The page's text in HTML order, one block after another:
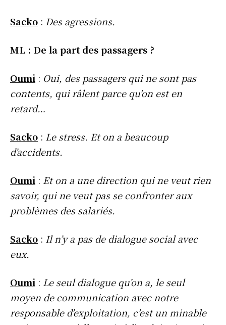
Sacko : Des agressions.
ML : De la part des passagers ?
Oumi : Oui, des passagers qui ne sont pas
contents, qui râlent parce qu’on est en
retard…
Sacko : Le stress. Et on a beaucoup
d’accidents.
Oumi : Et on a une direction qui ne veut rien
savoir, qui ne veut pas se confronter aux
problèmes des salariés.
Sacko : Il n’y a pas de dialogue social avec
eux.
Oumi : Le seul dialogue qu’on a, le seul
moyen de communication avec notre
responsable d’exploitation, c’est un minable